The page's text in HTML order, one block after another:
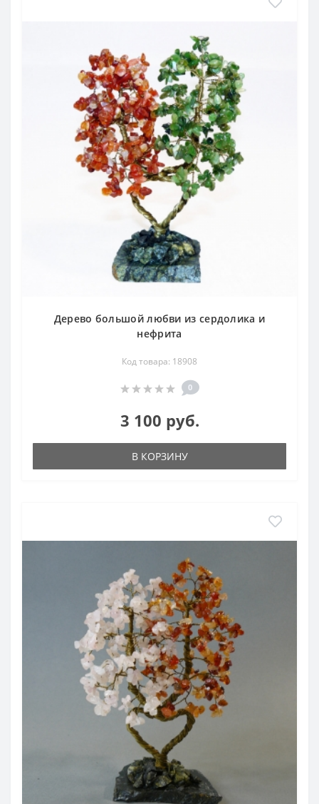
Дерево большой любви из сердолика и
нефрита
Код товара: 18908
0
3 100 руб.
В КОРЗИНУ